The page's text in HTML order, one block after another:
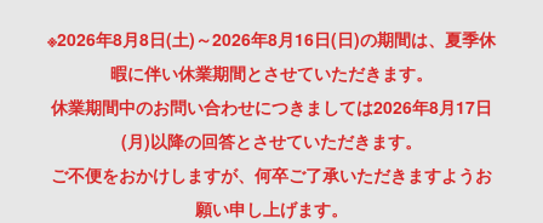
※2026年8月8日(土)～2026年8月16日(日)の期間は、夏季休
暇に伴い休業期間とさせていただきます。
休業期間中のお問い合わせにつきましては2026年8月17日
(月)以降の回答とさせていただきます。
ご不便をおかけしますが、何卒ご了承いただきますようお
願い申し上げます。